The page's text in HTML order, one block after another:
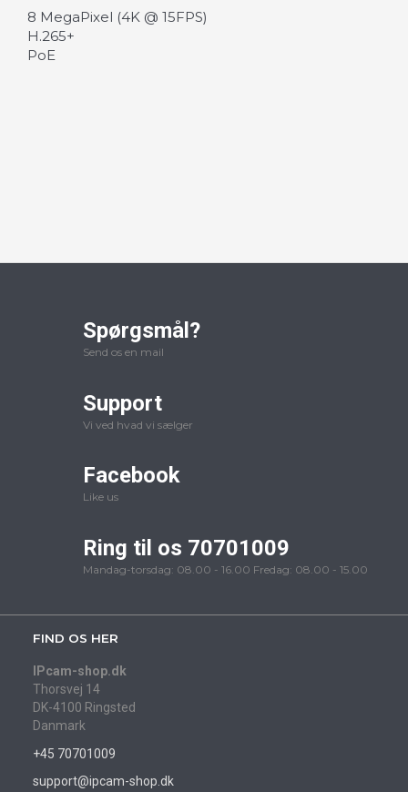
8 MegaPixel (4K @ 15FPS)
H.265+
PoE
Spørgsmål?
Send os en mail
Support
Vi ved hvad vi sælger
Facebook
Like us
Ring til os 70701009
Mandag-torsdag: 08.00 - 16.00 Fredag: 08.00 - 15.00
FIND OS HER
IPcam-shop.dk
Thorsvej 14
DK-4100 Ringsted
Danmark
+45 70701009
support@ipcam-shop.dk